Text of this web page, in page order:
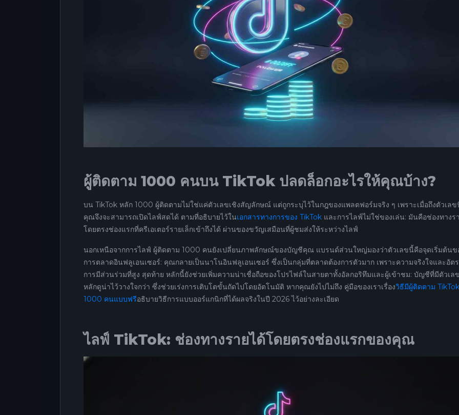
ผู้ติดตาม 1000 คนบน TikTok ปลดล็อกอะไรให้คุณบ้าง?
บน TikTok หลัก 1000 ผู้ติดตามไม่ใช่แค่ตัวเลขเชิงสัญลักษณ์ แต่ถูกระบุไว้ในกฎของแพลตฟอร์มจริง ๆ เพราะเมื่อถึงตัวเลข
คุณจึงจะสามารถเปิดไลฟ์สดได้ ตามที่อธิบายไว้ในเอกสารทางการของ TikTok และการไลฟ์ไม่ใช่ของเล่น: มันคือช่องทางร
โดยตรงช่องแรกที่ครีเอเตอร์รายเล็กเข้าถึงได้ ผ่านของขวัญเสมือนที่ผู้ชมส่งให้ระหว่างไลฟ์
นอกเหนือจากการไลฟ์ ผู้ติดตาม 1000 คนยังเปลี่ยนภาพลักษณ์ของบัญชีคุณ แบรนด์ส่วนใหญ่มองว่าตัวเลขนี้คือจุดเริ่มต้นข
การตลาดอินฟลูเอนเซอร์: คุณกลายเป็นนาโนอินฟลูเอนเซอร์ ซึ่งเป็นกลุ่มที่ตลาดต้องการตัวมาก เพราะความจริงใจและอัต
การมีส่วนร่วมที่สูง สุดท้าย หลักนี้ยังช่วยเพิ่มความน่าเชื่อถือของโปรไฟล์ในสายตาทั้งอัลกอริทึมและผู้เข้าชม: บัญชีที่มีตัวเล
หลักดูน่าไว้วางใจกว่า ซึ่งช่วยเร่งการเติบโตขั้นถัดไปโดยอัตโนมัติ หากคุณยังไปไม่ถึง คู่มือของเราเรื่องวิธีมีผู้ติดตาม TikTok
1000 คนแบบฟรีอธิบายวิธีการแบบออร์แกนิกที่ได้ผลจริงในปี 2026 ไว้อย่างละเอียด
ไลฟ์ TikTok: ช่องทางรายได้โดยตรงช่องแรกของคุณ